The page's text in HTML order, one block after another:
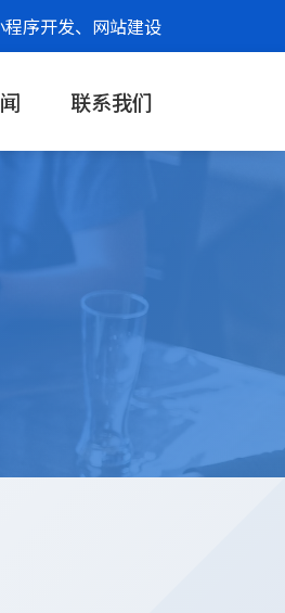
序开发、网站建设
联系我们